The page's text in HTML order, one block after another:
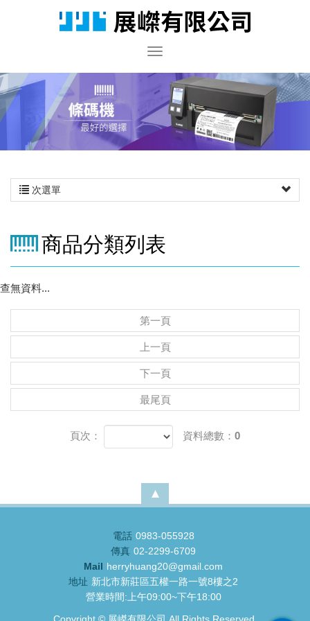
次選單
商品分類列表
查無資料...
第一頁
上一頁
下一頁
最尾頁
頁次： 資料總數：0
電話 0983-055928
傳真 02-2299-6709
Mail herryhuang20@gmail.com
地址 新北市新莊區五權一路一號8樓之2
營業時間:上午09:00~下午18:00